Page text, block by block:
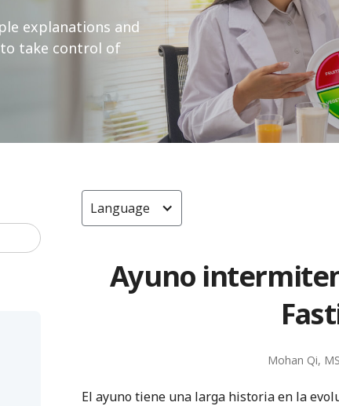
explanations and
take control of
Language
Ayuno
Mohan Qi,
El ayuno tiene una larga historia en la